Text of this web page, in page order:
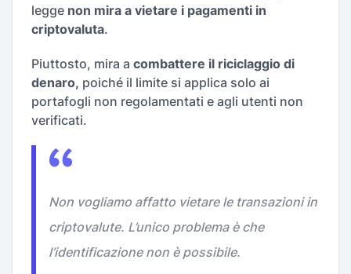
legge non mira a vietare i pagamenti in
criptovaluta.
Piuttosto, mira a combattere il riciclaggio di
denaro, poiché il limite si applica solo ai
portafogli non regolamentati e agli utenti non
verificati.
Non vogliamo affatto vietare le transazioni in
criptovalute. L’unico problema è che
l’identificazione non è possibile.